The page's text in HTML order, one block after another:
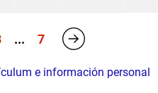
... 7
e información personal